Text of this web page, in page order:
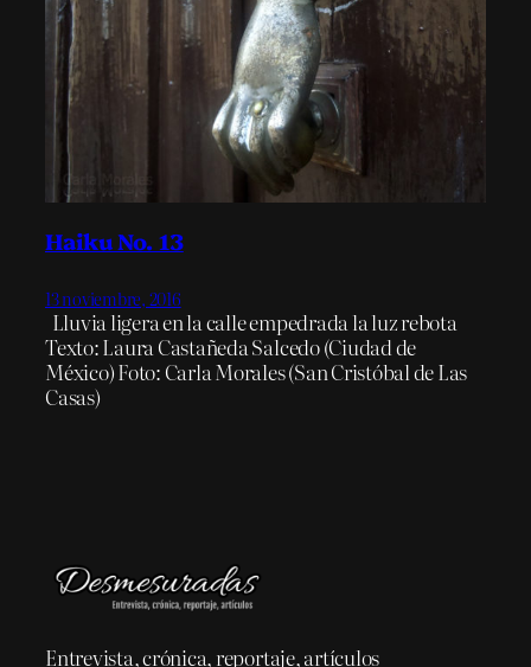
Haiku No. 13
13 noviembre, 2016
Lluvia ligera en la calle empedrada la luz rebota
Texto: Laura Castañeda Salcedo (Ciudad de
México) Foto: Carla Morales (San Cristóbal de Las
Casas)
Entrevista, crónica, reportaje, artículos